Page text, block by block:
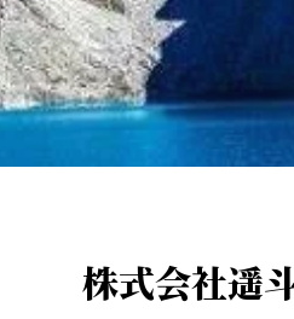
株式会社遥